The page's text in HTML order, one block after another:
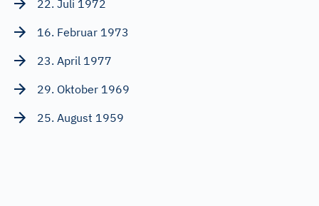
22. Juli 1972
16. Februar 1973
23. April 1977
29. Oktober 1969
25. August 1959